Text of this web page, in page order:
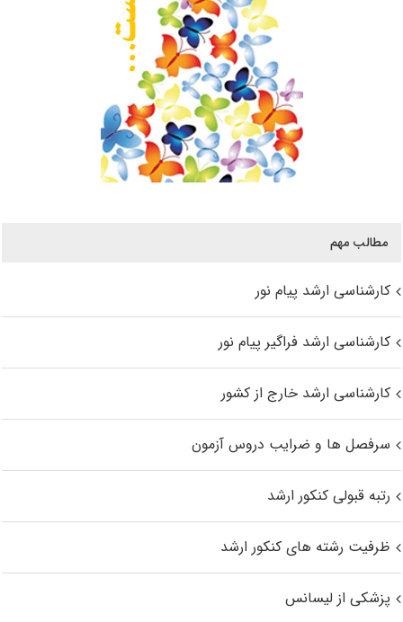
مطالب مهم
کارشناسی ارشد پیام نور
کارشناسی ارشد فراگیر پیام نور
کارشناسی ارشد خارج از کشور
سرفصل ها و ضرایب دروس آزمون
رتبه قبولی کنکور ارشد
ظرفیت رشته های کنکور ارشد
پزشکی از لیسانس